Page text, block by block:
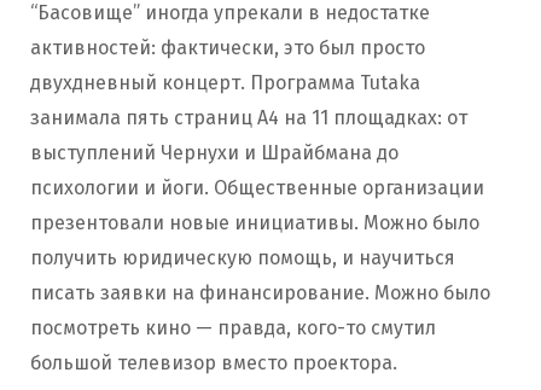
“Басовище” иногда упрекали в недостатке
активностей: фактически, это был просто
двухдневный концерт. Программа Tutaka
занимала пять страниц А4 на 11 площадках: от
выступлений Чернухи и Шрайбмана до
психологии и йоги. Общественные организации
презентовали новые инициативы. Можно было
получить юридическую помощь, и научиться
писать заявки на финансирование. Можно было
посмотреть кино — правда, кого-то смутил
большой телевизор вместо проектора.